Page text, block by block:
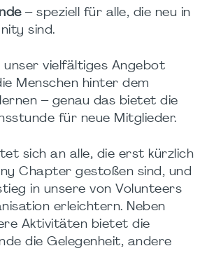
– speziell für alle, die neu in
sind.
unser vielfältiges Angebot
Menschen hinter dem
– genau das bietet die
für neue Mitglieder.
sich an alle, die erst kürzlich
Chapter gestoßen sind, und
in unsere von Volunteers
erleichtern. Neben
Aktivitäten bietet die
die Gelegenheit, andere